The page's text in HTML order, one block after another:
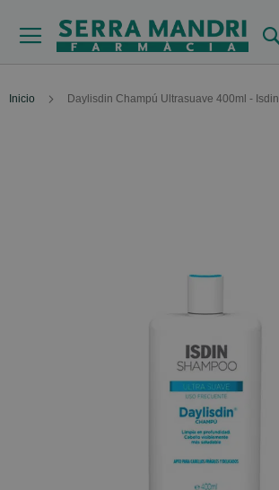
Inicio Daylisdin Champú Ultrasuave 400ml - Isdin